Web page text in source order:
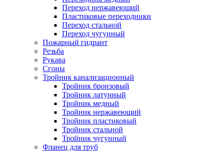
Переход нержавеющий
Пластиковые переходники
Переход стальной
Переход чугунный
Пожарный гидрант
Резьба
Рукава
Сгоны
Тройник канализационный
Тройник бронзовый
Тройник латунный
Тройник медный
Тройник нержавеющий
Тройник пластиковый
Тройник стальной
Тройник чугунный
Фланец для труб